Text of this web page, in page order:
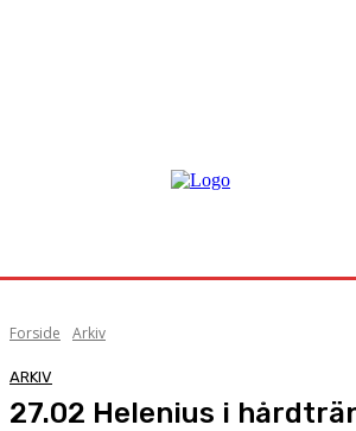
Forside Arkiv
ARKIV
27.02 Helenius i